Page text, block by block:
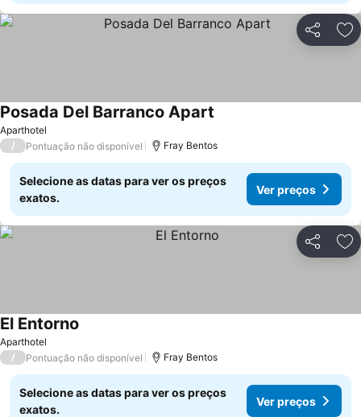
Partilhar
Aparthotel
Posada Del Barranco Apart
/ Pontuação não disponível Fray Bentos
Selecione as datas para ver os preços
exatos.
Ver preços
Partilhar
Aparthotel
El Entorno
/ Pontuação não disponível Fray Bentos
Selecione as datas para ver os preços
exatos.
Ver preços